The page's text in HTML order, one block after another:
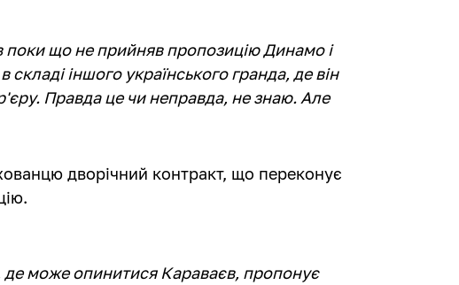
поки що не прийняв пропозицію Динамо і
іншого українського гранда, де він
Правда це чи неправда, не знаю. Але
дворічний контракт, що переконує
де може опинитися Караваєв, пропонує